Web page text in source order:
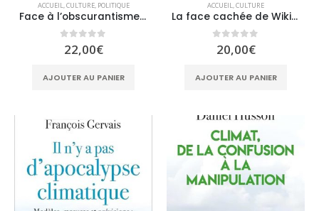
ACCUEIL,CULTURE, POLITIQUE
Face à l’obscurantisme woke
0sur 5
22,00€
AJOUTER AU PANIER
ACCUEIL,CULTURE
La face cachée de Wikipédia: Enquête sur les dérives de l’encyclopédie libre
0sur 5
20,00€
AJOUTER AU PANIER